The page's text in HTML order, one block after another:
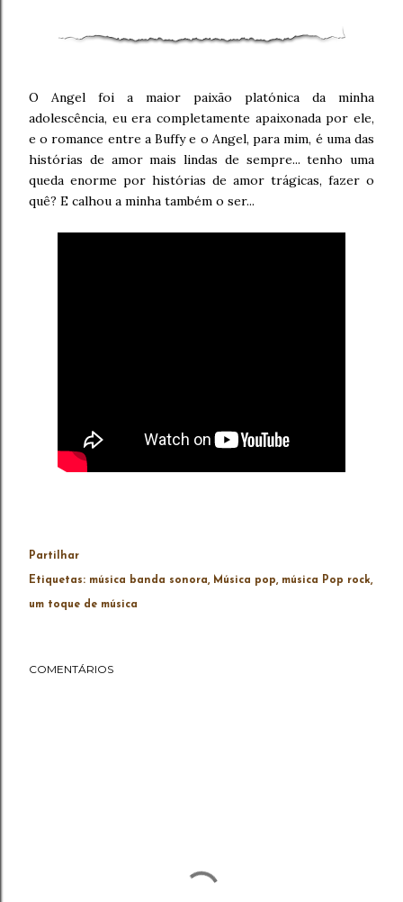
O Angel foi a maior paixão platónica da minha
adolescência, eu era completamente apaixonada por ele,
e o romance entre a Buffy e o Angel, para mim, é uma das
histórias de amor mais lindas de sempre... tenho uma
queda enorme por histórias de amor trágicas, fazer o
quê? E calhou a minha também o ser...
Partilhar
Etiquetas: música banda sonora Música pop música Pop rock
um toque de música
COMENTÁRIOS